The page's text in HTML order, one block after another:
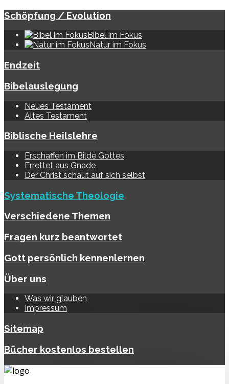
Schöpfung / Evolution
Bibel im Fokus
Natur im Fokus
Endzeit
Bibelauslegung
Neues Testament
Altes Testament
Biblische Heilslehre
Erschaffen im Bilde Gottes
Errettet aus Gnade
Der Christ schaut auf sich selbst
Systematische Theologie
Verschiedene Themen
Fragen kurz beantwortet
Gott persönlich kennenlernen
Über uns
Was wir glauben
Impressum
Sitemap
Bücher kostenlos bestellen